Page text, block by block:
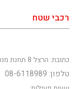
רכבי שטח
כתובת: הרצל 8 תחנת מנטה, גדרה
טלפון: 08-6118989